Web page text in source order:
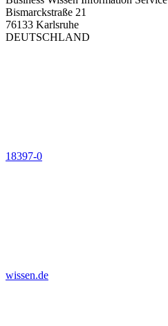
Bismarckstraße 21
76133 Karlsruhe
DEUTSCHLAND
18397-0
wissen.de